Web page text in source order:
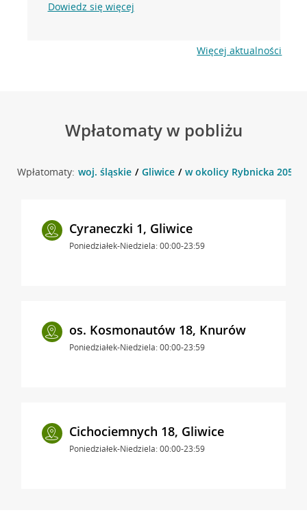
Dowiedz się więcej
Więcej aktualności
Wpłatomaty w pobliżu
Wpłatomaty: woj. śląskie Gliwice w okolicy Rybnicka 205 ,
Cyraneczki 1, Gliwice
Poniedziałek-Niedziela: 00:00-23:59
os. Kosmonautów 18, Knurów
Poniedziałek-Niedziela: 00:00-23:59
Cichociemnych 18, Gliwice
Poniedziałek-Niedziela: 00:00-23:59